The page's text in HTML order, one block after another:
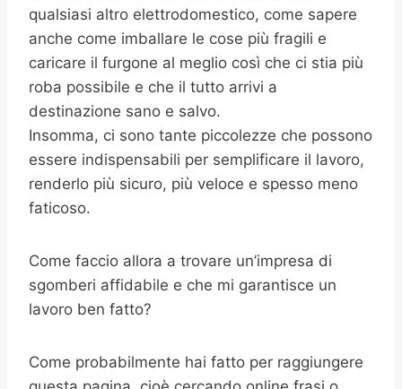
qualsiasi altro elettrodomestico, come sapere
anche come imballare le cose più fragili e
caricare il furgone al meglio così che ci stia più
roba possibile e che il tutto arrivi a
destinazione sano e salvo.
Insomma, ci sono tante piccolezze che possono
essere indispensabili per semplificare il lavoro,
renderlo più sicuro, più veloce e spesso meno
faticoso.
Come faccio allora a trovare un’impresa di
sgomberi affidabile e che mi garantisce un
lavoro ben fatto?
Come probabilmente hai fatto per raggiungere